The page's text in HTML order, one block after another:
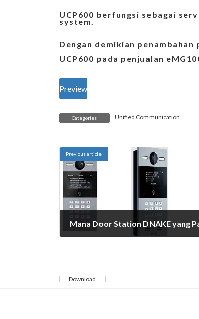
UCP600 berfungsi sebagai
system.
Dengan demikian
UCP600 pada penjualan
Preview
Categories Unified Communication
Previous article
Download